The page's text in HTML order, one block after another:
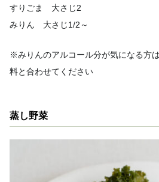
すりごま 大さじ2
みりん 大さじ1/2～
※みりんのアルコール分が気になる方
料と合わせてください
蒸し野菜